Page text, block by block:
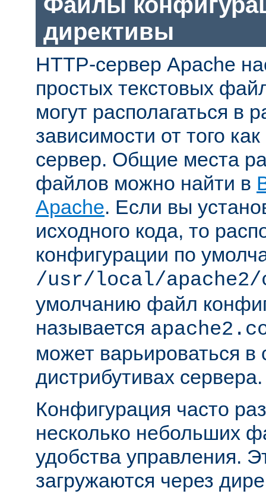
директивы
HTTP-сервер Apache
простых текстовых
могут располагаться в
зависимости от того
сервер. Общие места
файлов можно найти в
Apache. Если вы
исходного кода, то
конфигурации по
/usr/local/apache2/
умолчанию файл
называется
может варьироваться в
дистрибутивах сервера.
Конфигурация часто
несколько небольших
удобства управления.
загружаются через